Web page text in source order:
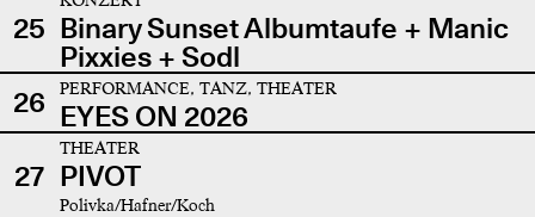
25 Binary Sunset Albumtaufe + Manic
Pixxies + Sodl
26
PERFORMANCE, TANZ, THEATER
EYES ON 2026
27
THEATER
PIVOT
Polivka/Hafner/Koch